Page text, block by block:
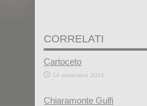
CORRELATI
Cartoceto
14 settembre 2015
Chiaramonte Gulfi